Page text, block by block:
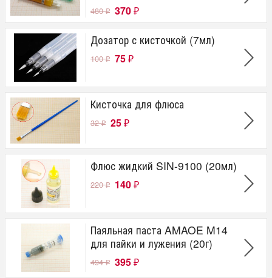
480₽ 370 ₽
Дозатор с кисточкой (7мл)
100₽ 75 ₽
Кисточка для флюса
32₽ 25 ₽
Флюс жидкий SIN-9100 (20мл)
220₽ 140 ₽
Паяльная паста AMAOE M14
для пайки и лужения (20г)
494₽ 395 ₽